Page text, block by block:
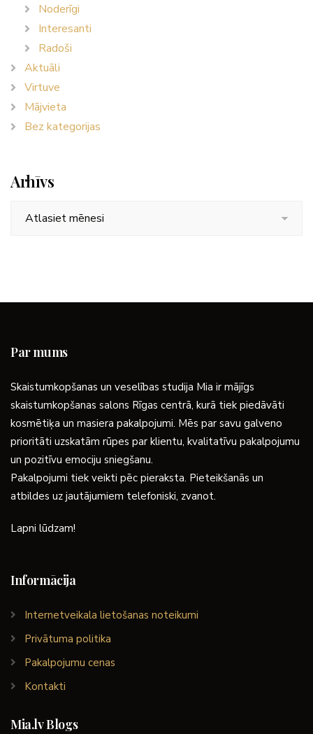
Noderīgi
Interesanti
Radoši
Aktuāli
Virtuve
Mājvieta
Bez kategorijas
Arhīvs
Par mums
Skaistumkopšanas un veselības studija Mia ir mājīgs
skaistumkopšanas salons Rīgas centrā, kurā tiek piedāvāti
kosmētiķa un masiera pakalpojumi. Mēs par savu galveno
prioritāti uzskatām rūpes par klientu, kvalitatīvu pakalpojumu
un pozitīvu emociju sniegšanu.
Pakalpojumi tiek veikti pēc pieraksta. Pieteikšanās un
atbildes uz jautājumiem telefoniski, zvanot.
Lapni lūdzam!
Informācija
Internetveikala lietošanas noteikumi
Privātuma politika
Pakalpojumu cenas
Kontakti
Mia.lv Blogs